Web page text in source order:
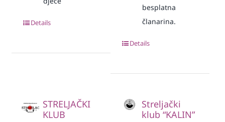
Details
besplatna
članarina.
Details
STRELJAČKI
KLUB
Streljački
klub “KALIN”